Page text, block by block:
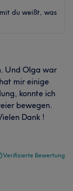
du weißt, was
Und Olga war
mir einige
konnte ich
bewegen.
Dank !
Verifizierte Bewertung